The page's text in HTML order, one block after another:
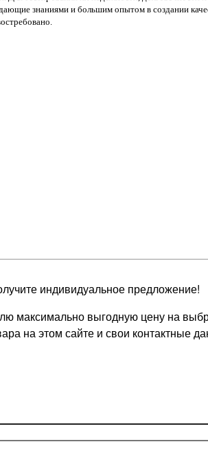
знаниями и большим опытом в создании
индивидуальное предложение!
максимально выгодную цену на
на этом сайте и свои